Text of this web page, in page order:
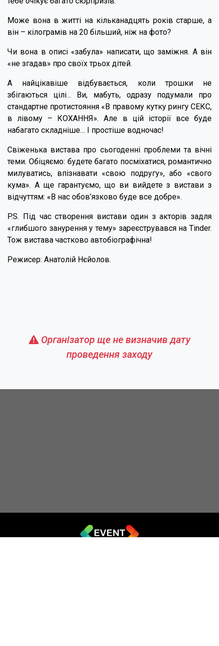
Може вона в житті на кільканадцять років старше, а
він – кілограмів на 20 більший, ніж на фото?
Чи вона в описі «забула» написати, що заміжня. А він
«не згадав» про своїх трьох дітей.
А найцікавіше відбувається, коли трошки не
збігаються цілі… Ви, мабуть, одразу подумали про
стандартне протистояння «В правому кутку рингу СЕКС,
в лівому – КОХАННЯ». Але в цій історії все буде
набагато складніше… І простіше водночас!
Свіженька вистава про сьогоденні проблеми та вічні
теми. Обіцяємо: будете багато посміхатися, романтично
милуватись, впізнавати «свою подругу», або «свого
кума». А ще гарантуємо, що ви вийдете з вистави з
відчуттям: «В нас обов’язково буде все добре».
P.S. Під час створення вистави один з акторів задля
«глибшого занурення у тему» зареєструвався на Tinder.
Тож вистава частково автобіографічна!
Режисер: Анатолій Нєйолов.
Організатор ще не визначив дату
проведення заходу